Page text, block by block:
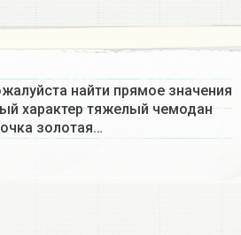
найти прямое значения
характер тяжелый чемодан
золотая…